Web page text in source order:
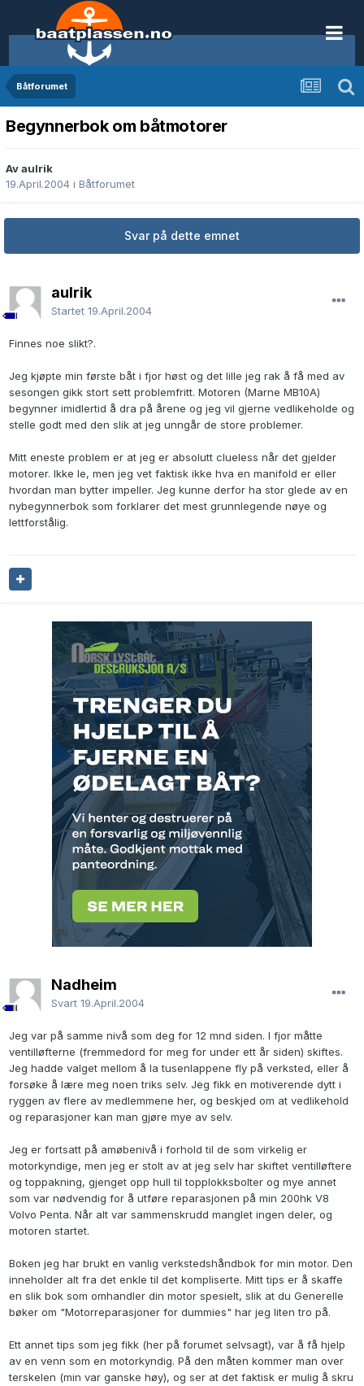
Båtforumet
Begynnerbok om båtmotorer
Av aulrik
19.April.2004 i Båtforumet
Svar på dette emnet
aulrik
Startet 19.April.2004
Finnes noe slikt?.
Jeg kjøpte min første båt i fjor høst og det lille jeg rak å få med av
sesongen gikk stort sett problemfritt. Motoren (Marne MB10A)
begynner imidlertid å dra på årene og jeg vil gjerne vedlikeholde og
stelle godt med den slik at jeg unngår de store problemer.
Mitt eneste problem er at jeg er absolutt clueless når det gjelder
motorer. Ikke le, men jeg vet faktisk ikke hva en manifold er eller
hvordan man bytter impeller. Jeg kunne derfor ha stor glede av en
nybegynnerbok som forklarer det mest grunnlegende nøye og
lettforstålig.
Nadheim
Svart 19.April.2004
Jeg var på samme nivå som deg for 12 mnd siden. I fjor måtte
ventilløfterne (fremmedord for meg for under ett år siden) skiftes.
Jeg hadde valget mellom å la tusenlappene fly på verksted, eller å
forsøke å lære meg noen triks selv. Jeg fikk en motiverende dytt i
ryggen av flere av medlemmene her, og beskjed om at vedlikehold
og reparasjoner kan man gjøre mye av selv.
Jeg er fortsatt på amøbenivå i forhold til de som virkelig er
motorkyndige, men jeg er stolt av at jeg selv har skiftet ventilløftere
og toppakning, gjenget opp hull til topplokksbolter og mye annet
som var nødvendig for å utføre reparasjonen på min 200hk V8
Volvo Penta. Når alt var sammenskrudd manglet ingen deler, og
motoren startet.
Boken jeg har brukt en vanlig verkstedshåndbok for min motor. Den
inneholder alt fra det enkle til det kompliserte. Mitt tips er å skaffe
en slik bok som omhandler din motor spesielt, slik at du Generelle
bøker om "Motorreparasjoner for dummies" har jeg liten tro på.
Ett annet tips som jeg fikk (her på forumet selvsagt), var å få hjelp
av en venn som en motorkyndig. På den måten kommer man over
terskelen (min var ganske høy), og ser at det faktisk er mulig å skru